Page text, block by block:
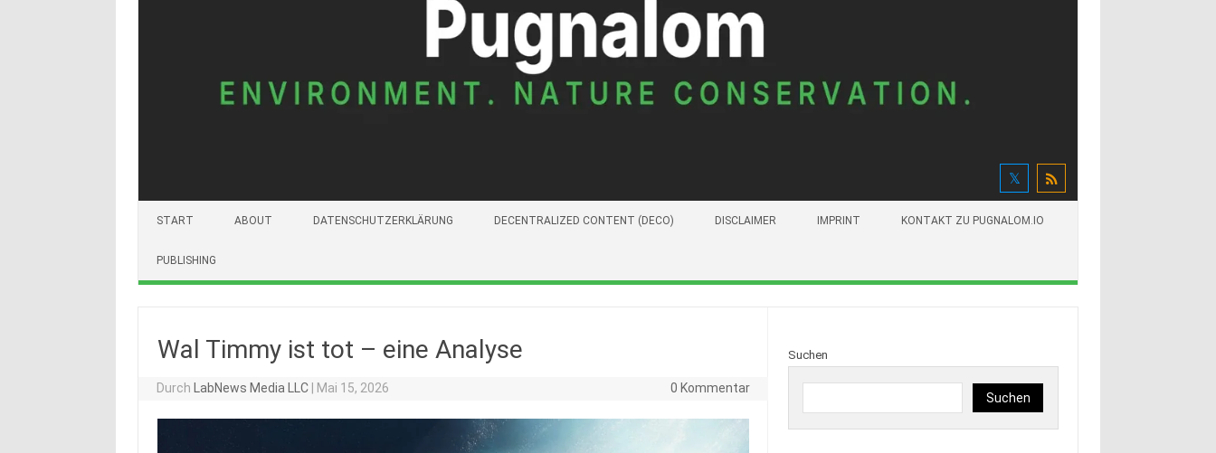
START ABOUT DATENSCHUTZERKLÄRUNG DECENTRALIZED CONTENT (DECO) DISCLAIMER IMPRINT KONTAKT ZU PUGNALOM.IO
PUBLISHING
Wal Timmy ist tot – eine Analyse
Durch LabNews Media LLC Mai 15, 2026 0 Kommentar
Suchen
Suchen